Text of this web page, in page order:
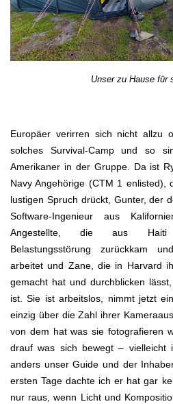
Unser zu Hause für
Europäer verirren sich nicht allzu
solches Survival-Camp und so
Amerikaner in der Gruppe. Da ist
Navy Angehörige (CTM 1 enlisted),
lustigen Spruch drückt, Gunter, der
Software-Ingenieur aus
Angestellte, die aus Haiti
Belastungsstörung zurückkam
arbeitet und Zane, die in Harvard
gemacht hat und durchblicken
ist. Sie ist arbeitslos, nimmt jetzt
einzig über die Zahl ihrer
von dem hat was sie fotografieren
drauf was sich bewegt –
anders unser Guide und der
ersten Tage dachte ich er hat gar
nur raus, wenn Licht und